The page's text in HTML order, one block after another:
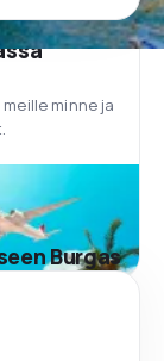
minne ja
Burgas